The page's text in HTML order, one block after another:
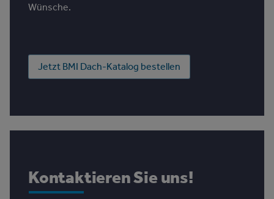
Wünsche.
Jetzt BMI Dach-Katalog bestellen
Kontaktieren Sie uns!